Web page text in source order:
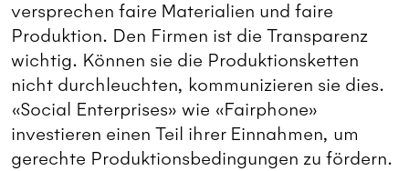
versprechen faire Materialien und faire
Produktion. Den Firmen ist die Transparenz
wichtig. Können sie die Produktionsketten
nicht durchleuchten, kommunizieren sie dies.
«Social Enterprises» wie «Fairphone»
investieren einen Teil ihrer Einnahmen, um
gerechte Produktionsbedingungen zu fördern.